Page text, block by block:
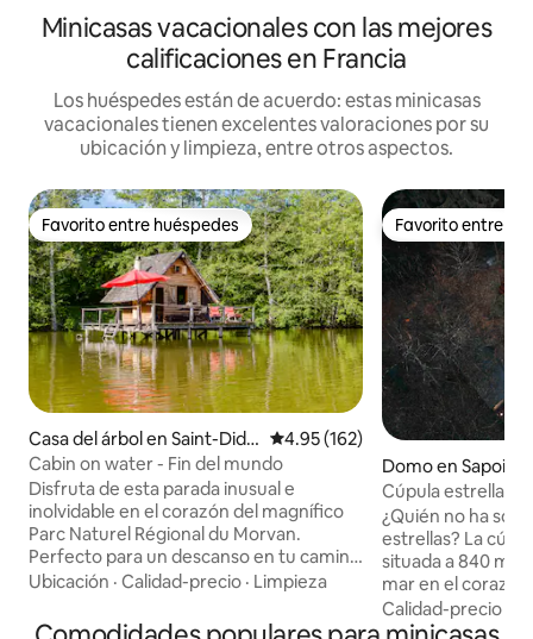
Minicasas vacacionales con las mejores
calificaciones en Francia
Los huéspedes están de acuerdo: estas minicasas
vacacionales tienen excelentes valoraciones por su
ubicación y limpieza, entre otros aspectos.
Favorito entre huéspedes
Favorito entre huéspedes
Casa del árbol en Saint-Didie
r-sur-Arroux
Calificación promedio: 4.95 de
4.95 (162)
Cabin on water - Fin del mundo
Disfruta de esta parada inusual e
inolvidable en el corazón del magnífico
Parc Naturel Régional du Morvan.
Perfecto para un descanso en tu camino
hacia el sur de Francia o para unos días
(construida sobre pilotes de madera)
Ubicación · Calidad-precio · Limpieza
Favorito entre
Favorito entre
Domo en Sapois
Cúpula estrellada
y naturaleza en
¿Quién no ha
estrellas? La
situada a 840
mar en el
Vosgos, aislada
una tranquilidad
Calidad-precio